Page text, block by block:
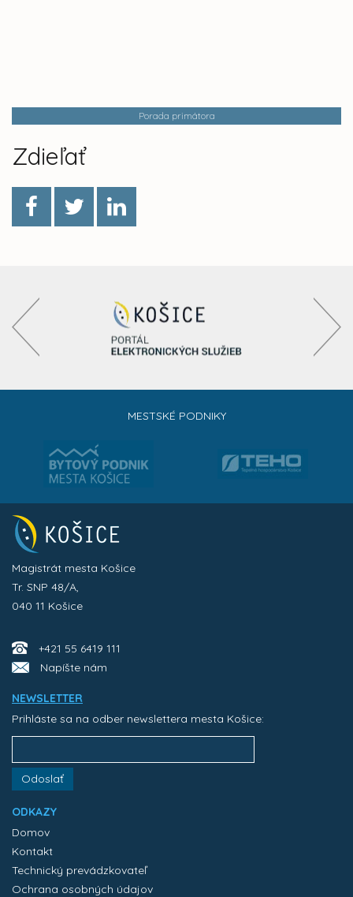
Porada primátora
Zdieľať
MESTSKÉ PODNIKY
Magistrát mesta Košice
Tr. SNP 48/A,
040 11 Košice
+421 55 6419 111
Napíšte nám
NEWSLETTER
Prihláste sa na odber newslettera mesta Košice:
Odoslať
ODKAZY
Domov
Kontakt
Technický prevádzkovateľ
Ochrana osobných údajov